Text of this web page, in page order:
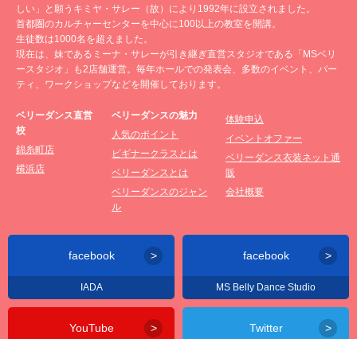
しい」と願うキミヤ・サレー（故）により1992年に設立されました。
首都圏のカルチャーセンターを中心に100以上の教室を開講。
生徒数は1000名を超えました。
現在は、妹であるミーナ・サレーが引き継ぎ直営スタジオである「MSベリ
ースタジオ」も2店舗運営。毎年ホールでの発表会、多数のイベント、パー
ティ、ワークショップなどを開催しております。
ベリーダンス直営
校
錦糸町店
横浜店
ベリーダンスの魅力
人気のポイント
ビギナークラスとは
ベリーダンスとは
ベリーダンスのジャン
ル
体験申込
イベントオファー
ベリーダンス衣装ネット通
販
会社概要
facebook
IADA
facebook
MS Belly Dance Studio
YouTube Twitter